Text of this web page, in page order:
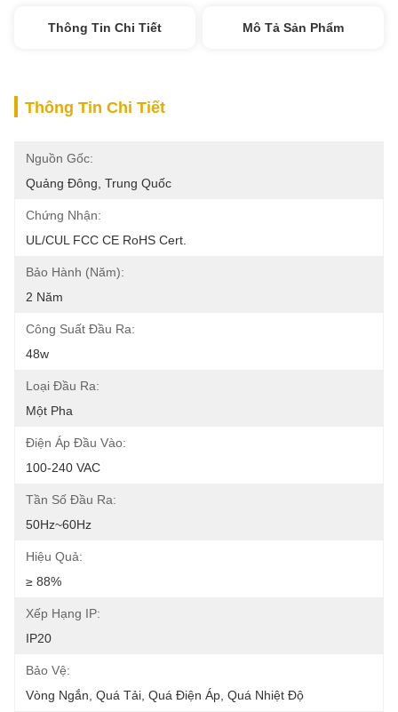
Thông Tin Chi Tiết Mô Tả Sản Phẩm
Thông Tin Chi Tiết
Nguồn Gốc:
Quảng Đông, Trung Quốc
Chứng Nhận:
UL/cUL FCC CE RoHS Cert.
Bảo Hành (Năm):
2 Năm
Công Suất Đầu Ra:
48w
Loại Đầu Ra:
Một Pha
Điện Áp Đầu Vào:
100-240 VAC
Tần Số Đầu Ra:
50Hz~60Hz
Hiệu Quả:
≥ 88%
Xếp Hạng IP:
IP20
Bảo Vệ:
Vòng Ngắn, Quá Tải, Quá Điện Áp, Quá Nhiệt Độ